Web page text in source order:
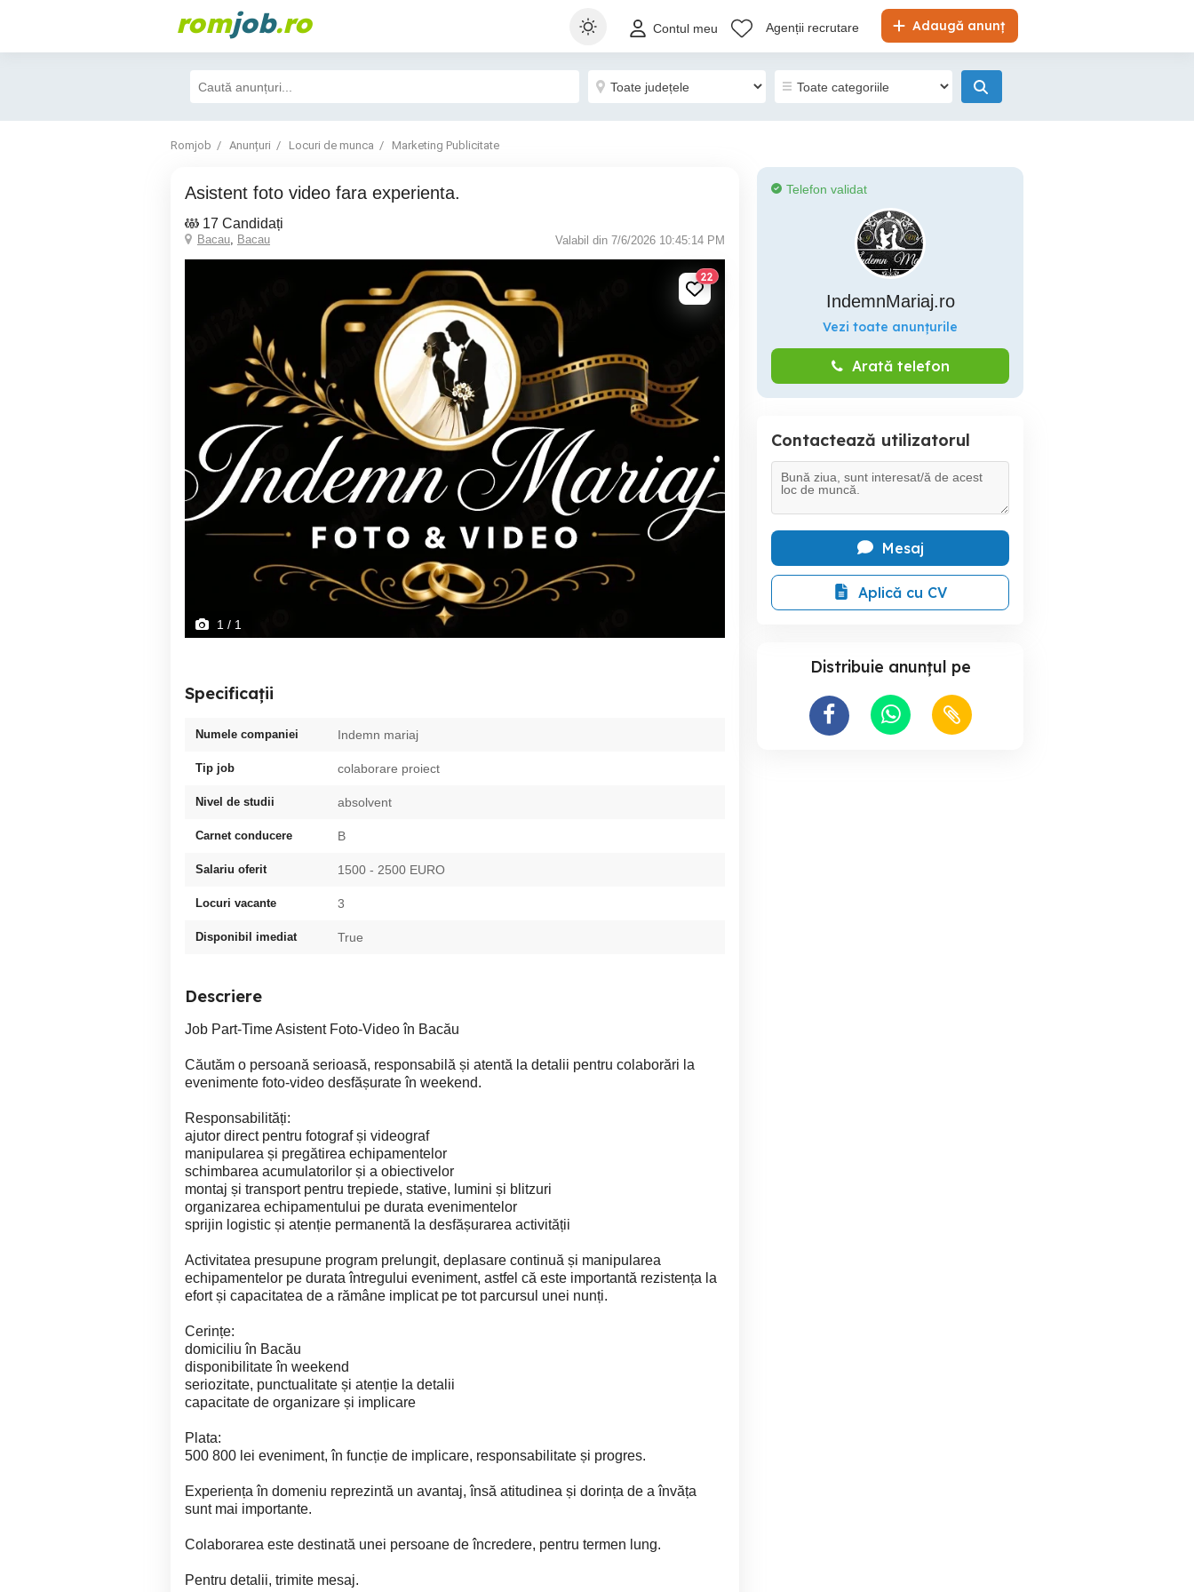
romjob.ro Adaugă anunț
Contul meu Agenții recrutare
Romjob Anunțuri Locuri de munca Marketing Publicitate
Asistent foto video fara experienta.
17 Candidați
Bacau, Bacau Valabil din 7/6/2026 10:45:14 PM
22
1 / 1
Specificații
Numele companiei Indemn mariaj
Tip job colaborare proiect
Nivel de studii absolvent
Carnet conducere B
Salariu oferit 1500 - 2500 EURO
Locuri vacante 3
Disponibil imediat True
Descriere
Job Part-Time Asistent Foto-Video în Bacău
Căutăm o persoană serioasă, responsabilă și atentă la detalii pentru colaborări la
evenimente foto-video desfășurate în weekend.
Responsabilități:
ajutor direct pentru fotograf și videograf
manipularea și pregătirea echipamentelor
schimbarea acumulatorilor și a obiectivelor
montaj și transport pentru trepiede, stative, lumini și blitzuri
organizarea echipamentului pe durata evenimentelor
sprijin logistic și atenție permanentă la desfășurarea activității
Activitatea presupune program prelungit, deplasare continuă și manipularea
echipamentelor pe durata întregului eveniment, astfel că este importantă rezistența la
efort și capacitatea de a rămâne implicat pe tot parcursul unei nunți.
Cerințe:
domiciliu în Bacău
disponibilitate în weekend
seriozitate, punctualitate și atenție la detalii
capacitate de organizare și implicare
Plata:
500 800 lei eveniment, în funcție de implicare, responsabilitate și progres.
Experiența în domeniu reprezintă un avantaj, însă atitudinea și dorința de a învăța
sunt mai importante.
Colaborarea este destinată unei persoane de încredere, pentru termen lung.
Pentru detalii, trimite mesaj.
Telefon validat
IndemnMariaj.ro
Vezi toate anunțurile
Arată telefon
Contactează utilizatorul
Mesaj
Aplică cu CV
Distribuie anunțul pe